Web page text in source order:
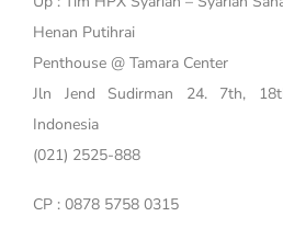
Henan Putihrai
Penthouse @ Tamara Center
Jln Jend Sudirman 24. 7th,
Indonesia
(021) 2525-888
CP : 0878 5758 0315